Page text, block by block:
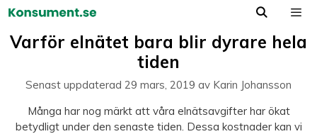
innehåll
Meny
Varför elnätet bara blir dyrare hela
tiden
Senast uppdaterad 29 mars, 2019 av Karin Johansson
Många har nog märkt att våra elnätsavgifter har ökat
betydligt under den senaste tiden. Dessa kostnader kan vi